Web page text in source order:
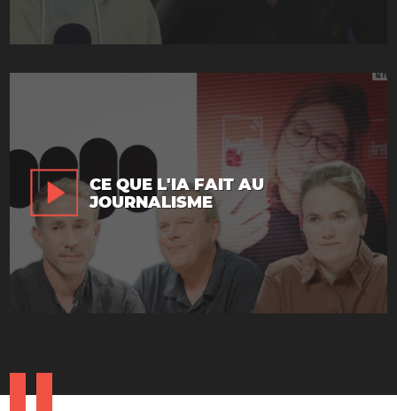
CE QUE L'IA FAIT AU
JOURNALISME